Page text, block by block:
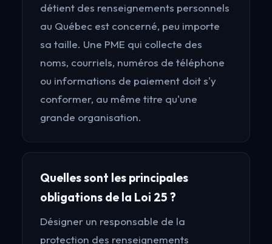
détient des renseignements personnels
au Québec est concerné, peu importe
sa taille. Une PME qui collecte des
noms, courriels, numéros de téléphone
ou informations de paiement doit s'y
conformer, au même titre qu'une
grande organisation.
Quelles sont les principales
obligations de la Loi 25 ?
Désigner un responsable de la
protection des renseignements